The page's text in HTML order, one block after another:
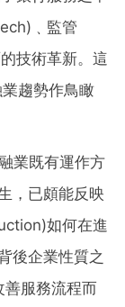
監管
技術革新。這
趨勢作鳥瞰
業既有運作方
，已頗能反映
如何在進
後企業性質之
服務流程而